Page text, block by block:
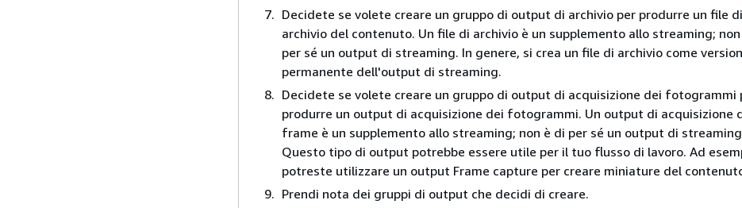
Decidete se volete creare un gruppo di output di archivio per produrre un file di
archivio del contenuto. Un file di archivio è un supplemento allo streaming;
per sé un output di streaming. In genere, si crea un file di archivio come
permanente dell'output di streaming.
Decidete se volete creare un gruppo di output di acquisizione dei fotogrammi
produrre un output di acquisizione dei fotogrammi. Un output di acquisizione
frame è un supplemento allo streaming; non è di per sé un output di
Questo tipo di output potrebbe essere utile per il tuo flusso di lavoro. Ad
potreste utilizzare un output Frame capture per creare miniature del
Prendi nota dei gruppi di output che decidi di creare.